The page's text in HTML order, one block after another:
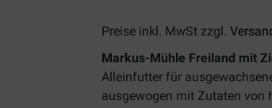
Preise inkl. MwSt zzgl.
Markus-Mühle Freiland mit
Alleinfutter für
ausgewogen mit Zutaten von